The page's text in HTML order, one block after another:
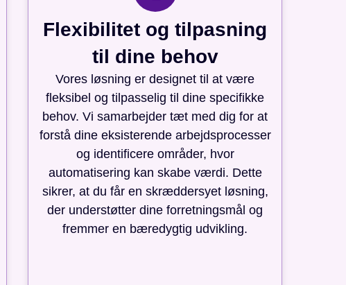
Flexibilitet og tilpasning
til dine behov
Vores løsning er designet til at være
fleksibel og tilpasselig til dine specifikke
behov. Vi samarbejder tæt med dig for at
forstå dine eksisterende arbejdsprocesser
og identificere områder, hvor
automatisering kan skabe værdi. Dette
sikrer, at du får en skræddersyet løsning,
der understøtter dine forretningsmål og
fremmer en bæredygtig udvikling.